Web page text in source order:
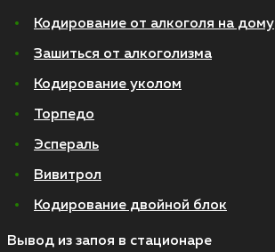
Кодирование от алкоголя на дому
Зашиться от алкоголизма
Кодирование уколом
Торпедо
Эспераль
Вивитрол
Кодирование двойной блок
Вывод из запоя в стационаре